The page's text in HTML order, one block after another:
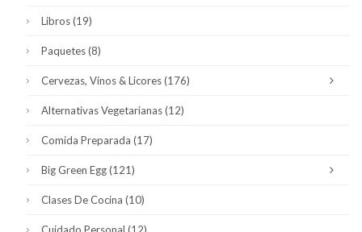
Libros(19)
Paquetes(8)
Cervezas, Vinos & Licores(176)
Alternativas Vegetarianas(12)
Comida Preparada (17)
Big Green Egg(121)
Clases De Cocina (10)